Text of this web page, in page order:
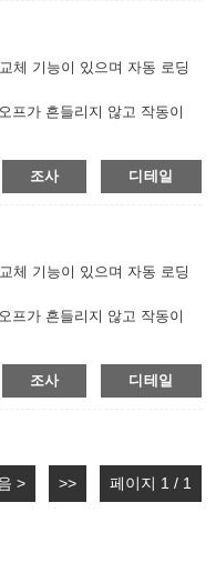
체 기능이 있으며 자동 로딩
프가 흔들리지 않고 작동이
에 속도 신호를 보내고 스윙로
가볍게 흔들리고 작은 와이
조사 디테일
체 기능이 있으며 자동 로딩
프가 흔들리지 않고 작동이
에 속도 신호를 보내고 스윙로
가볍게 흔들리고 작은 와이
조사 디테일
> >> 페이지 1 / 1